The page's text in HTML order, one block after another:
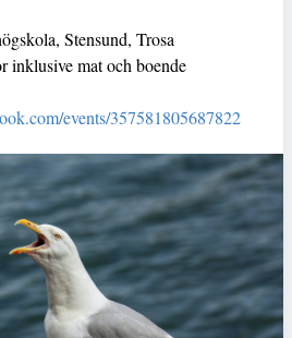
Stensund, Trosa
inklusive mat och boende
events/357581805687822